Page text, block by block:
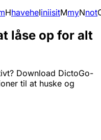
HhaveheIiniisitMmyNnot
låse op for alt
Download DictoGo-
til at huske og